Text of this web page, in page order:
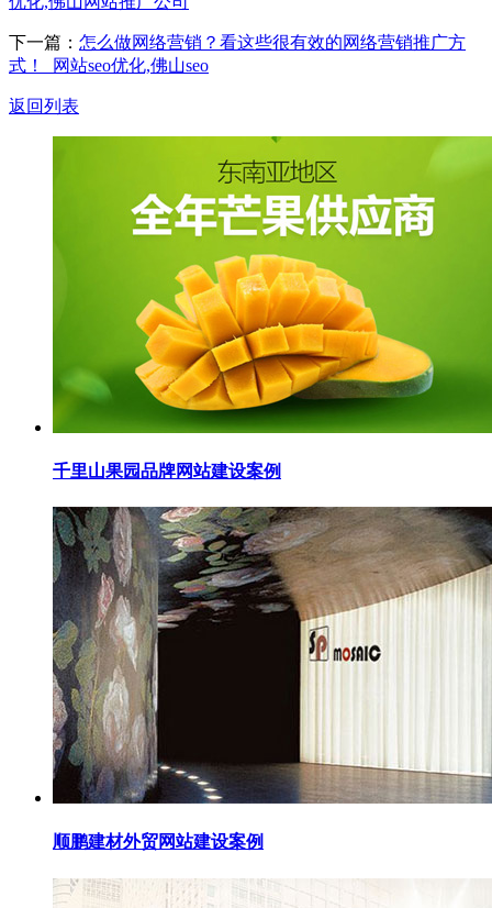
下一篇： 怎么做网络营销？看这些很有效的网络营销推广方
式！_网站seo优化,佛山seo
返回列表
千里山果园品牌网站建设案例
顺鹏建材外贸网站建设案例